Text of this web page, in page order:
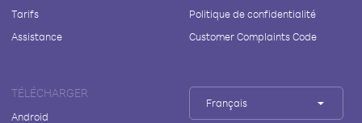
Tarifs
Assistance
Politique de confidentialité
Customer Complaints Code
TÉLÉCHARGER
Android
Français